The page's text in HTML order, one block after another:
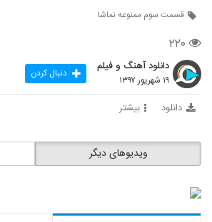
قسمت سوم ممنوعه نماشا
۲۲۰
دانلود آهنگ و فیلم
۱۹ شهریور ۱۳۹۷ دنبال کردن
دانلود بیشتر
ویدیوهای دیگر